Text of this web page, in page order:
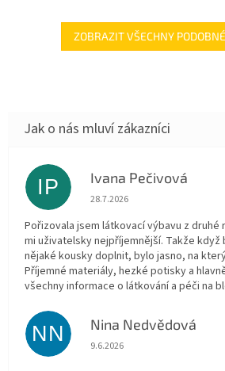
ZOBRAZIT VŠECHNY
IP Ivana Pečivová
Hodnocení obchodu je 5 z 5
28.7.2026
Pořizovala jsem látkovací výbavu z druhé
mi uživatelsky nejpříjemnější. Takže
nějaké kousky doplnit, bylo jasno, na
Příjemné materiály, hezké potisky a
všechny informace o látkování a péči na
NN Nina Nedvědová
Hodnocení obchodu je 5 z 5
9.6.2026